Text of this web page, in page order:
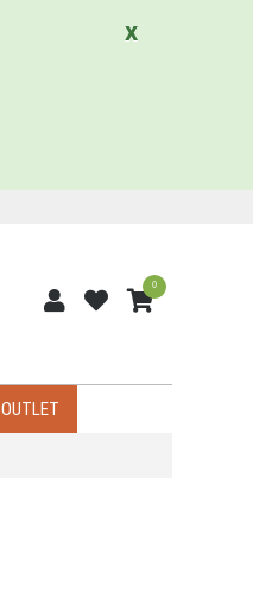
x
0
OUTLET